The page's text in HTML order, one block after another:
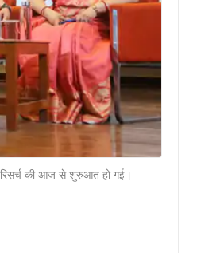
रिसर्च की आज से शुरुआत हो गई।